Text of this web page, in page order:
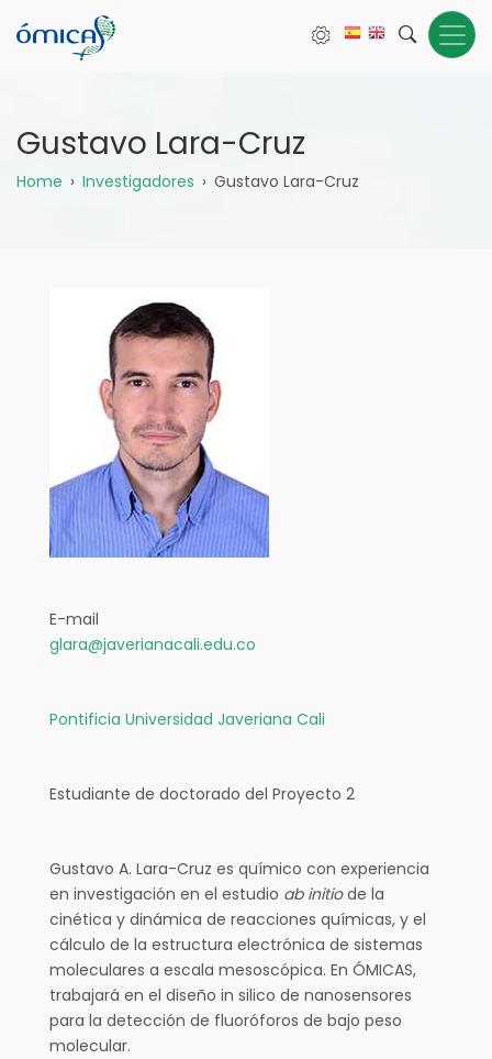
Gustavo Lara-Cruz
Sobrescribir
navegación
Home Investigadores Gustavo Lara-Cruz
E-mail
glara@javerianacali.edu.co
Pontificia Universidad Javeriana Cali
Estudiante de doctorado del Proyecto 2
Gustavo A. Lara-Cruz es químico con experiencia
en investigación en el estudio ab initiode la
cinética y dinámica de reacciones químicas, y el
cálculo de la estructura electrónica de sistemas
moleculares a escala mesoscópica. En ÓMICAS,
trabajará en el diseño in silico de nanosensores
para la detección de fluoróforos de bajo peso
molecular.